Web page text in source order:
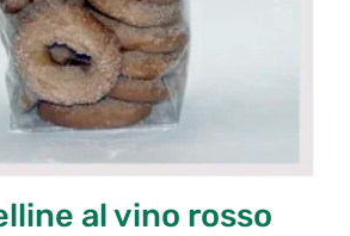
al vino rosso